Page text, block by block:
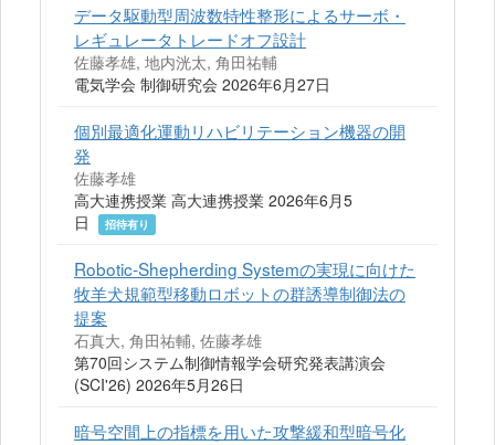
データ駆動型周波数特性整形によるサーボ・
レギュレータトレードオフ設計
佐藤孝雄, 地内洸太, 角田祐輔
電気学会 制御研究会 2026年6月27日
個別最適化運動リハビリテーション機器の開
発
佐藤孝雄
高大連携授業 高大連携授業 2026年6月5
日
招待有り
Robotic-Shepherding Systemの実現に向けた
牧羊犬規範型移動ロボットの群誘導制御法の
提案
石真大, 角田祐輔, 佐藤孝雄
第70回システム制御情報学会研究発表講演会
(SCI'26) 2026年5月26日
暗号空間上の指標を用いた攻撃緩和型暗号化